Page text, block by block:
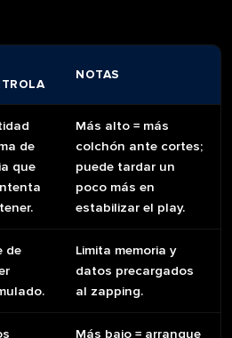
NOTAS
de
que
Más alto = más
colchón ante cortes;
puede tardar un
poco más en
estabilizar el play.
de
Limita memoria y
datos precargados
al zapping.
Más bajo = arranque